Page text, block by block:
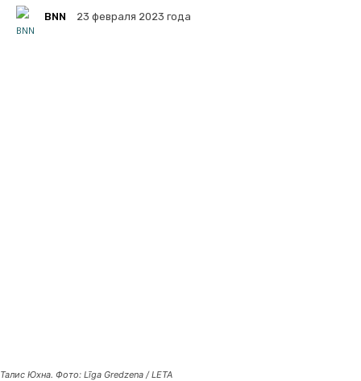
BNN 23 февраля 2023 года
Талис Юхна. Фото: Līga Gredzena / LETA